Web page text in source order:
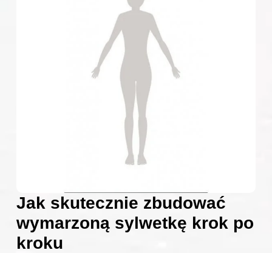
Jak skutecznie zbudować
wymarzoną sylwetkę krok po
kroku